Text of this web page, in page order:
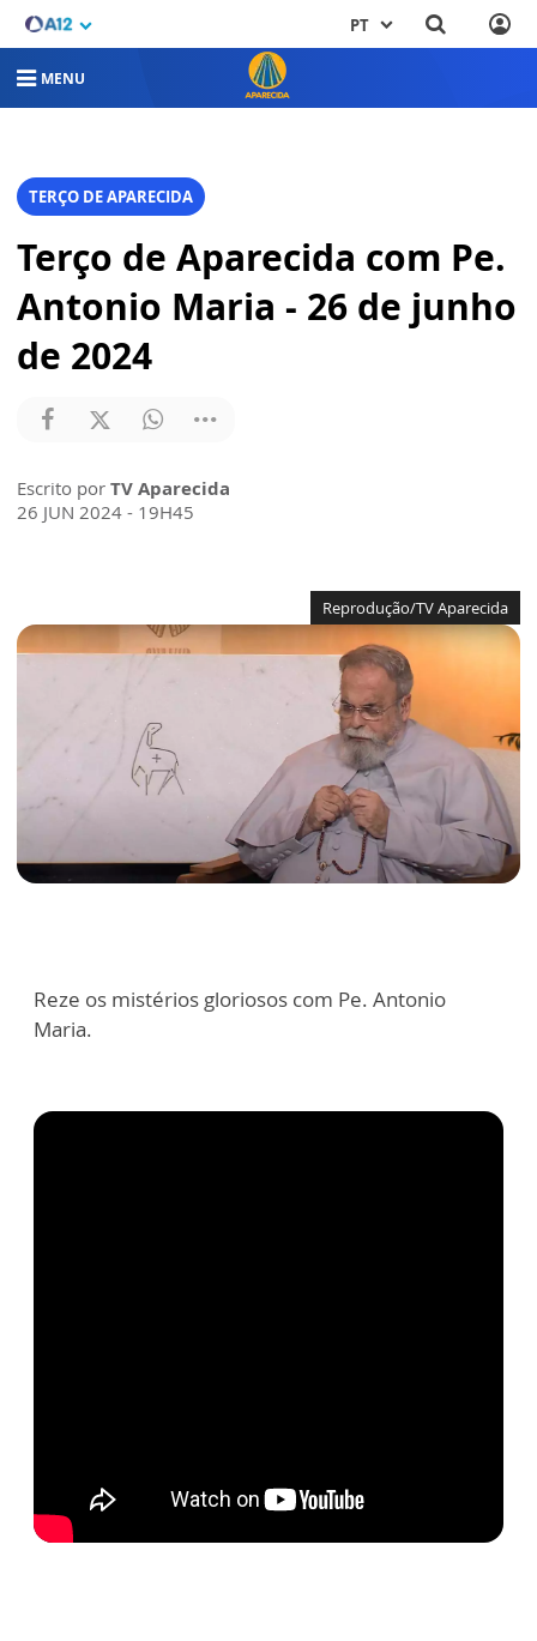
PT
MENU
TERÇO DE APARECIDA
Terço de Aparecida com Pe.
Antonio Maria - 26 de junho
de 2024
Escrito por TV Aparecida
26 JUN 2024 - 19H45
Reprodução/TV Aparecida
Reze os mistérios gloriosos com Pe. Antonio
Maria.